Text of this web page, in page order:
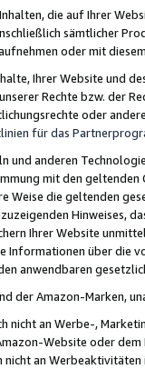
die auf Ihrer
sämtlicher
oder mit
Ihrer Website und
Rechte bzw. der
oder
für das
und anderen
mit den
Weise die geltenden
Hinweises,
Ihrer Website
Informationen über die
anwendbaren
der Amazon-Marken,
nicht an Werbe-,
Website oder
nicht an